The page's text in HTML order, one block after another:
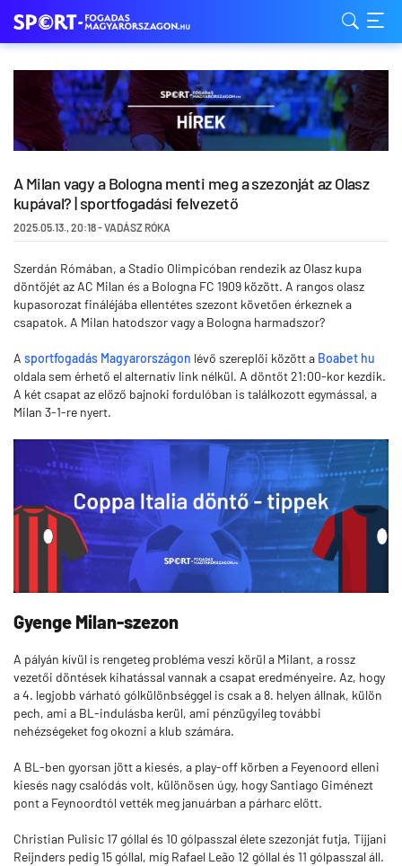
A Milan vagy a Bologna menti meg a szezonját az Olasz
kupával? | sportfogadási felvezető
2025.05.13.,20:18-VADÁSZ RÓKA
Szerdán Rómában, a Stadio Olimpicóban rendezik az Olasz kupa
döntőjét az AC Milan és a Bologna FC 1909 között. A rangos olasz
kupasorozat fináléjába ellentétes szezont követően érkeznek a
csapatok. A Milan hatodszor vagy a Bologna harmadszor?
A sportfogadás Magyarországon lévő szereplői között a Boabet hu
oldala sem érhető el alternatív link nélkül. A döntőt 21:00-kor kezdik.
A két csapat az előző bajnoki fordulóban is találkozott egymással, a
Milan 3-1-re nyert.
Gyenge Milan-szezon
A pályán kívül is rengeteg probléma veszi körül a Milant, a rossz
vezetői döntések kihatással vannak a csapat eredményeire. Az, hogy
a 4. legjobb várható gólkülönbséggel is csak a 8. helyen állnak, külön
pech, ami a BL-indulásba kerül, ami pénzügyileg további
nehézségeket fog okozni a klub számára.
A BL-ben gyorsan jött a kiesés, a play-off körben a Feyenoord elleni
kiesés nagy csalódás volt, különösen úgy, hogy Santiago Giménezt
pont a Feynoordtól vették meg januárban a párharc előtt.
Christian Pulisic 17 góllal és 10 gólpasszal élete szezonját futja, Tijjani
Reijnders pedig 15 góllal, míg Rafael Leão 12 góllal és 11 gólpasszal áll.